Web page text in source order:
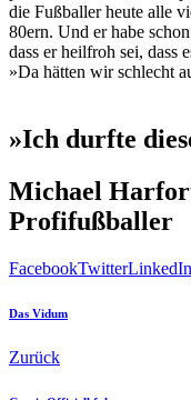
die Fußballer heute alle
80ern. Und er habe
dass er heilfroh sei, dass
»Da hätten wir schlecht
»Ich durfte
Michael
Profifußballer
FacebookTwitterLinkedIn
Das Vidum
Zurück